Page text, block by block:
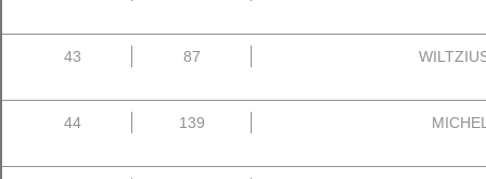
43 87
44 139